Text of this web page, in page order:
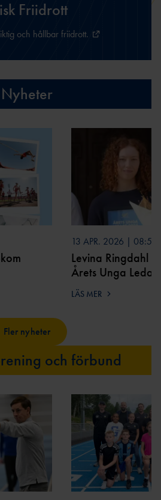
Friidrott
och hållbar friidrott.
Nyheter
13 APR. 2026 | 08:52
Levina Ringdahl
Årets Unga
LÄS MER
Fler nyheter
och förbund